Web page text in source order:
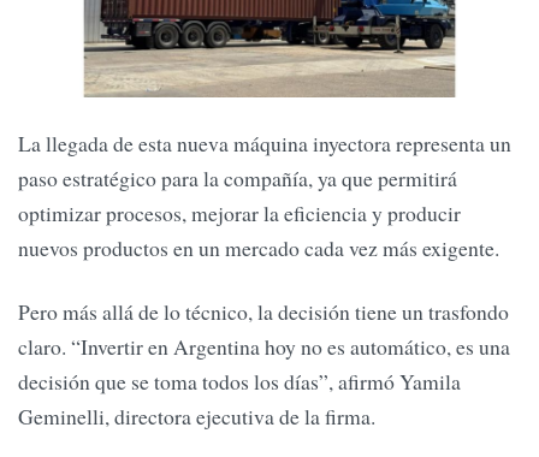
La llegada de esta nueva máquina inyectora representa un
paso estratégico para la compañía, ya que permitirá
optimizar procesos, mejorar la eficiencia y producir
nuevos productos en un mercado cada vez más exigente.
Pero más allá de lo técnico, la decisión tiene un trasfondo
claro. “Invertir en Argentina hoy no es automático, es una
decisión que se toma todos los días”, afirmó Yamila
Geminelli, directora ejecutiva de la firma.